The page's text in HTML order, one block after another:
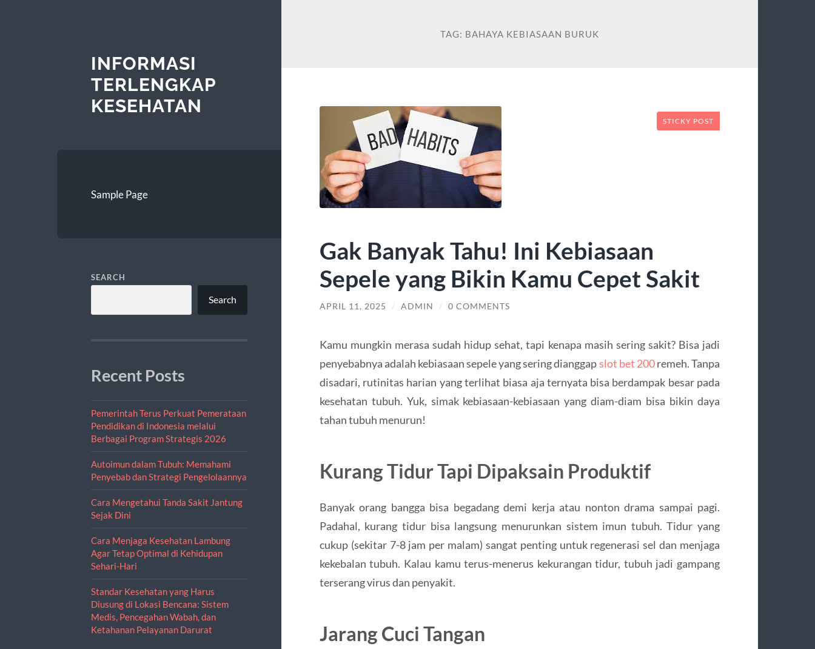
INFORMASI
TERLENGKAP
KESEHATAN
Sample Page
SEARCH
Search
Recent Posts
Pemerintah Terus Perkuat Pemerataan
Pendidikan di Indonesia melalui
Berbagai Program Strategis 2026
Autoimun dalam Tubuh: Memahami
Penyebab dan Strategi Pengelolaannya
Cara Mengetahui Tanda Sakit Jantung
Sejak Dini
Cara Menjaga Kesehatan Lambung
Agar Tetap Optimal di Kehidupan
Sehari-Hari
Standar Kesehatan yang Harus
Diusung di Lokasi Bencana: Sistem
Medis, Pencegahan Wabah, dan
Ketahanan Pelayanan Darurat
TAG: BAHAYA KEBIASAAN BURUK
STICKY POST
Gak Banyak Tahu! Ini Kebiasaan
Sepele yang Bikin Kamu Cepet Sakit
APRIL 11, 2025 / ADMIN / 0 COMMENTS
Kamu mungkin merasa sudah hidup sehat, tapi kenapa masih sering sakit? Bisa jadi
penyebabnya adalah kebiasaan sepele yang sering dianggapslot bet 200remeh. Tanpa
disadari, rutinitas harian yang terlihat biasa aja ternyata bisa berdampak besar pada
kesehatan tubuh. Yuk, simak kebiasaan-kebiasaan yang diam-diam bisa bikin daya
tahan tubuh menurun!
Kurang Tidur Tapi Dipaksain Produktif
Banyak orang bangga bisa begadang demi kerja atau nonton drama sampai pagi.
Padahal, kurang tidur bisa langsung menurunkan sistem imun tubuh. Tidur yang
cukup (sekitar 7-8 jam per malam) sangat penting untuk regenerasi sel dan menjaga
kekebalan tubuh. Kalau kamu terus-menerus kekurangan tidur, tubuh jadi gampang
terserang virus dan penyakit.
Jarang Cuci Tangan